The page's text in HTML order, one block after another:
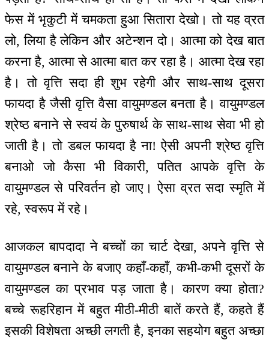
फेस में भृकुटी में चमकता हुआ सितारा देखो। तो यह व्रत
लो, लिया है लेकिन और अटेन्शन दो। आत्मा को देख बात
करना है, आत्मा से आत्मा बात कर रहा है। आत्मा देख रहा
है। तो वृत्ति सदा ही शुभ रहेगी और साथ-साथ दूसरा
फायदा है जैसी वृत्ति वैसा वायुमण्डल बनता है। वायुमण्डल
श्रेष्ठ बनाने से स्वयं के पुरुषार्थ के साथ-साथ सेवा भी हो
जाती है। तो डबल फायदा है ना! ऐसी अपनी श्रेष्ठ वृत्ति
बनाओ जो कैसा भी विकारी, पतित आपके वृत्ति के
वायुमण्डल से परिवर्तन हो जाए। ऐसा व्रत सदा स्मृति में
रहे, स्वरूप में रहे।
आजकल बापदादा ने बच्चों का चार्ट देखा, अपने वृत्ति से
वायुमण्डल बनाने के बजाए कहाँ-कहाँ, कभी-कभी दूसरों के
वायुमण्डल का प्रभाव पड़ जाता है। कारण क्या होता?
बच्चे रूहरिहान में बहुत मीठी-मीठी बातें करते हैं, कहते हैं
इसकी विशेषता अच्छी लगती है, इनका सहयोग बहुत अच्छा